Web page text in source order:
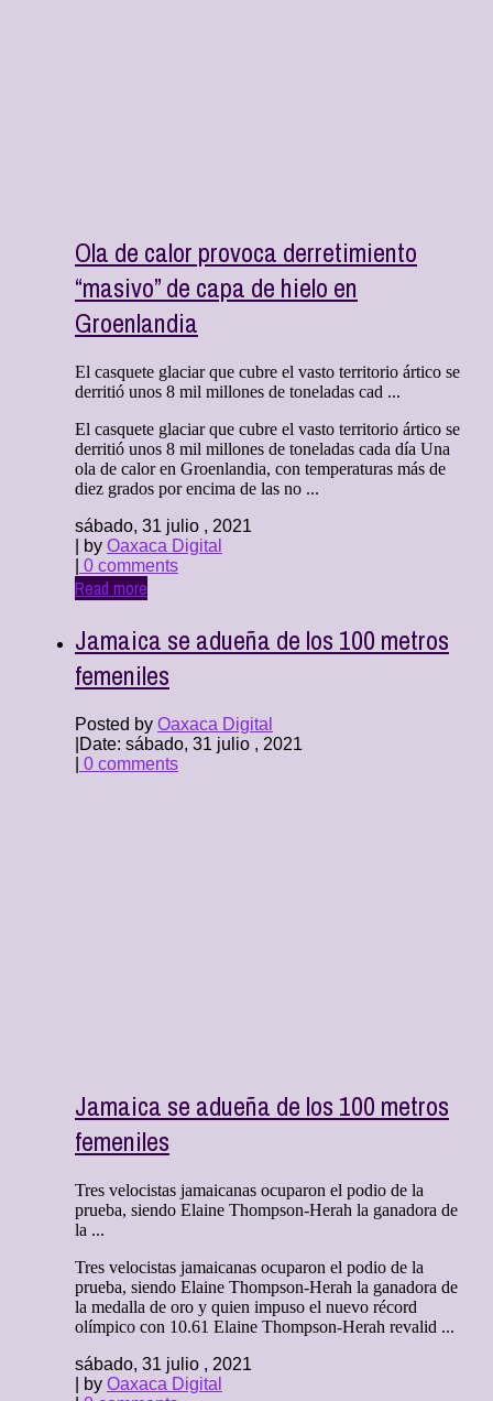
Ola de calor provoca derretimiento
“masivo” de capa de hielo en
Groenlandia
El casquete glaciar que cubre el vasto territorio ártico se
derritió unos 8 mil millones de toneladas cad ...
El casquete glaciar que cubre el vasto territorio ártico se
derritió unos 8 mil millones de toneladas cada día Una
ola de calor en Groenlandia, con temperaturas más de
diez grados por encima de las no ...
sábado, 31 julio , 2021
| by Oaxaca Digital
0 comments
Read more
Jamaica se adueña de los 100 metros
femeniles
Posted by Oaxaca Digital
Date: sábado, 31 julio , 2021
0 comments
Jamaica se adueña de los 100 metros
femeniles
Tres velocistas jamaicanas ocuparon el podio de la
prueba, siendo Elaine Thompson-Herah la ganadora de
la ...
Tres velocistas jamaicanas ocuparon el podio de la
prueba, siendo Elaine Thompson-Herah la ganadora de
la medalla de oro y quien impuso el nuevo récord
olímpico con 10.61 Elaine Thompson-Herah revalid ...
sábado, 31 julio , 2021
| by Oaxaca Digital